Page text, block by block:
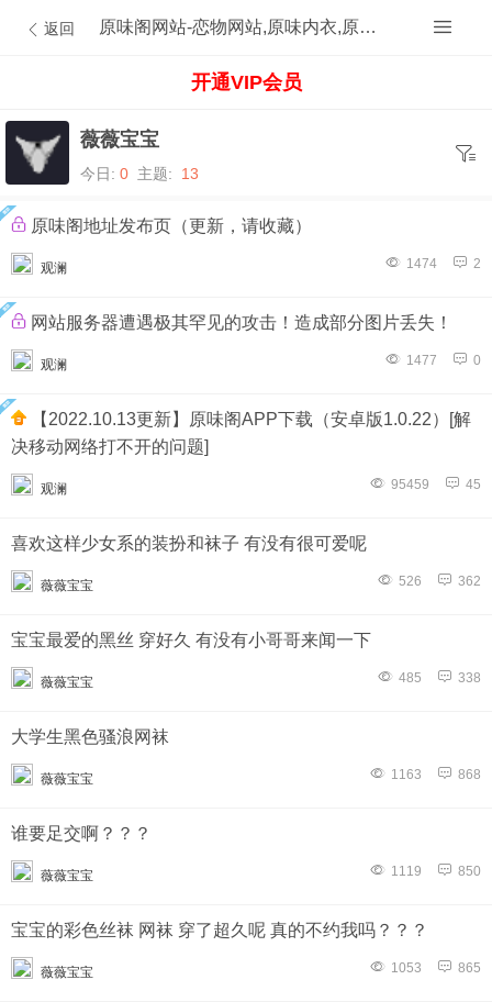
返回 原味阁网站-恋物网站,原味内衣,原味内裤,原味丝袜,原味内内,原味MM,原味原创的原味论坛
开通VIP会员
薇薇宝宝
今日: 0 主题: 13
原味阁地址发布页（更新，请收藏）
观澜 1474 2
网站服务器遭遇极其罕见的攻击！造成部分图片丢失！
观澜 1477 0
决移动网络打不开的问题]
观澜 95459 45
喜欢这样少女系的装扮和袜子 有没有很可爱呢
薇薇宝宝 526 362
宝宝最爱的黑丝 穿好久 有没有小哥哥来闻一下
薇薇宝宝 485 338
大学生黑色骚浪网袜
薇薇宝宝 1163 868
谁要足交啊？？？
薇薇宝宝 1119 850
宝宝的彩色丝袜 网袜 穿了超久呢 真的不约我吗？？？
薇薇宝宝 1053 865